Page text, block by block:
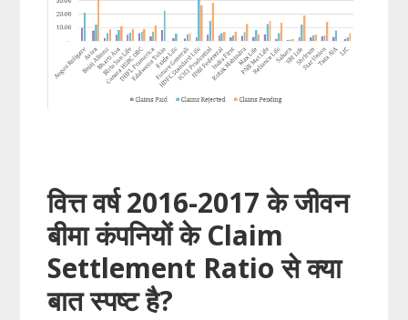
वित्तवर्ष2016-2017 के जीवन
बीमा कंपनियों के Claim
Settlement Ratioसे क्या
बात स्पष्ट है?